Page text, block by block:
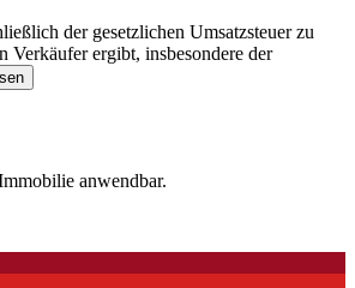
der gesetzlichen Umsatzsteuer zu
Verkäufer ergibt, insbesondere der
anwendbar.